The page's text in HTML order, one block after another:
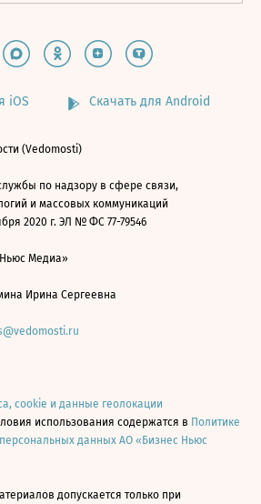
iOS Скачать для Android
(Vedomosti)
по надзору в сфере связи,
и массовых коммуникаций
2020 г. ЭЛ № ФС 77-79546
Медиа»
Ирина Сергеевна
cookie и данные геолокации
использования содержатся в Политике
данных АО «Бизнес Ньюс
допускается только при